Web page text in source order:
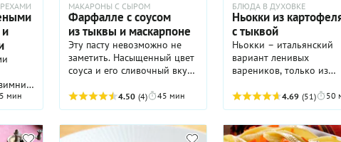
мин
МАКАРОНЫ С СЫРОМ
Фарфалле с соусом
из тыквы и маскарпоне
Эту пасту невозможно не
заметить. Насыщенный цвет
соуса и его сливочный вкус
любителям итальянской
кухни, и это блюдо станет
хитом вашего осеннего
меню.
4.50 (4) 45 мин
БЛЮДА В ДУХОВКЕ
Ньокки из
с тыквой
Ньокки – итальянский
вариант ленивых
вареников, только из
– прекрасный завтрак,
особенно с песто
4.69 (51) 50